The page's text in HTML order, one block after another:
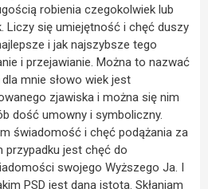
robienia czegokolwiek lub
Liczy się umiejętność i chęć duszy
i jak najszybsze tego
i przejawianie. Można to nazwać
mnie słowo wiek jest
zjawiska i można się nim
dość umowny i symboliczny.
świadomość i chęć podążania za
przypadku jest chęć do
swojego Wyższego Ja. I
PSD jest dana istota. Skłaniam